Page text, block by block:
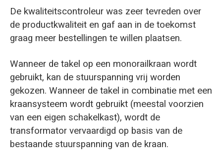
De kwaliteitscontroleur was zeer tevreden over
de productkwaliteit en gaf aan in de toekomst
graag meer bestellingen te willen plaatsen.
Wanneer de takel op een monorailkraan wordt
gebruikt, kan de stuurspanning vrij worden
gekozen. Wanneer de takel in combinatie met een
kraansysteem wordt gebruikt (meestal voorzien
van een eigen schakelkast), wordt de
transformator vervaardigd op basis van de
bestaande stuurspanning van de kraan.